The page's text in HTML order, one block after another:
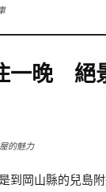
一晚 絕
的魅力
到岡山縣的兒島